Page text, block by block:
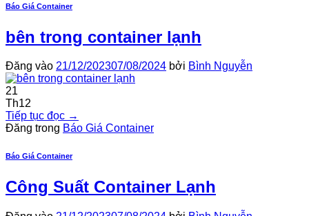
Báo Giá Container
bên trong container lạnh
Đăng vào 21/12/202307/08/2024 bởi Bình Nguyễn
21
Th12
Tiếp tục đọc →
Đăng trong Báo Giá Container
Báo Giá Container
Công Suất Container Lạnh